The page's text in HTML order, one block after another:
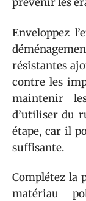
Enveloppez
résistantes
contre les
maintenir
d’utiliser du
étape, car il
suffisante.
Complétez la
matériau